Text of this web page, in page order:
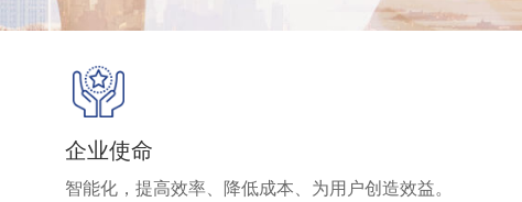
企业使命
智能化，提高效率、降低成本、为用户创造效益。